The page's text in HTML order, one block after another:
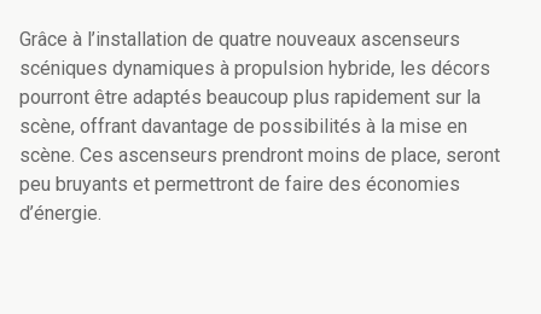
Grâce à l’installation de quatre nouveaux ascenseurs
scéniques dynamiques à propulsion hybride, les décors
pourront être adaptés beaucoup plus rapidement sur la
scène, offrant davantage de possibilités à la mise en
scène. Ces ascenseurs prendront moins de place, seront
peu bruyants et permettront de faire des économies
d’énergie.